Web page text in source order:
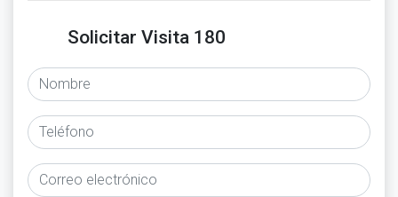
Solicitar Visita 180